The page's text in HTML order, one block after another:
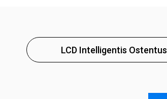
LCD Intelligentis Ostentus